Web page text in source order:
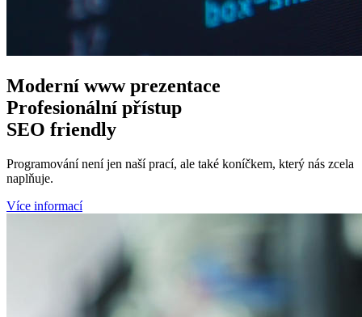
Moderní wwwprezentace
Profesionální přístup
SEO friendly
Programování není jen naší prací, ale také koníčkem, který nás zcela
naplňuje.
Více informací